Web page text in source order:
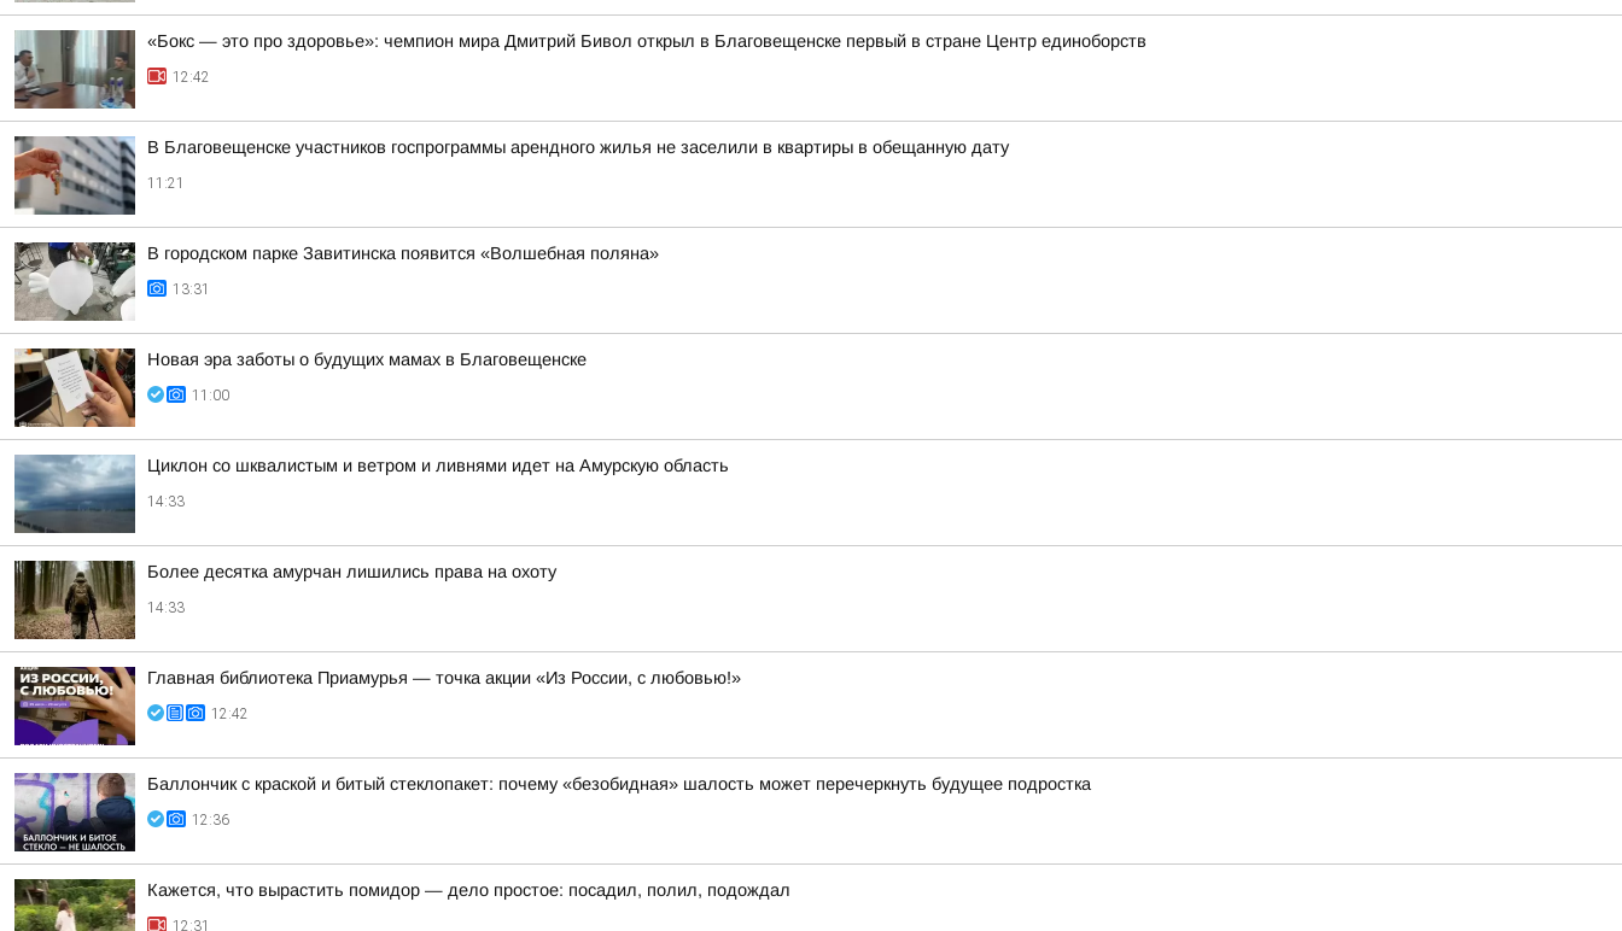
«Бокс — это про здоровье»: чемпион мира Дмитрий Бивол открыл в Благовещенске первый в стране Центр единоборств
12:42
В Благовещенске участников госпрограммы арендного жилья не заселили в квартиры в обещанную дату
11:21
В городском парке Завитинска появится «Волшебная поляна»
13:31
Новая эра заботы о будущих мамах в Благовещенске
11:00
Циклон со шквалистым и ветром и ливнями идет на Амурскую область
14:33
Более десятка амурчан лишились права на охоту
14:33
Главная библиотека Приамурья — точка акции «Из России, с любовью!»
12:42
Баллончик с краской и битый стеклопакет: почему «безобидная» шалость может перечеркнуть будущее подростка
12:36
Кажется, что вырастить помидор — дело простое: посадил, полил, подождал
12:31